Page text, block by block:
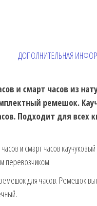
ДОПОЛНИТЕЛЬНАЯ
и смарт часов из
ремешок.
Подходит для
и смарт часов
перевозчиком.
для часов. Ремешок